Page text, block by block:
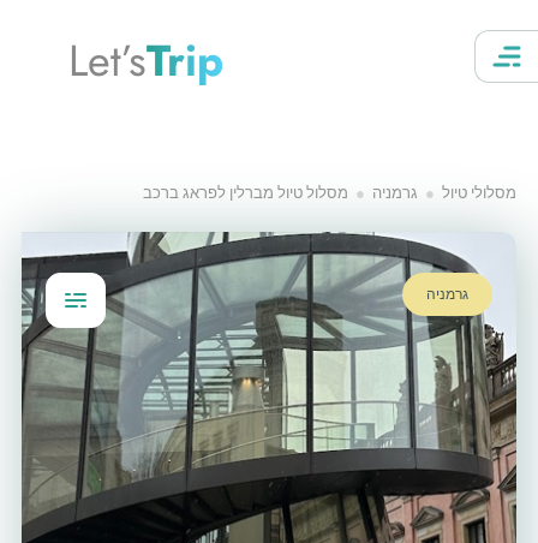
Let’sTrip
מסלולי טיול גרמניה מסלול טיול מברלין לפראג ברכב
גרמניה